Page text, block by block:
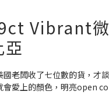
Vibrant
亞
國老闆收了七位數的貨，才
會愛上的顏色，明亮open